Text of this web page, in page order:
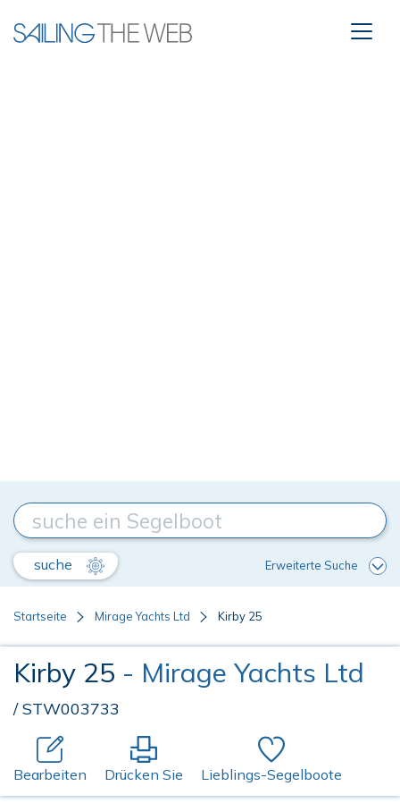
suche Erweiterte Suche
Startseite Mirage Yachts Ltd Kirby 25
Kirby 25 - Mirage Yachts Ltd
/ STW003733
Bearbeiten Drücken Sie Lieblings-Segelboote